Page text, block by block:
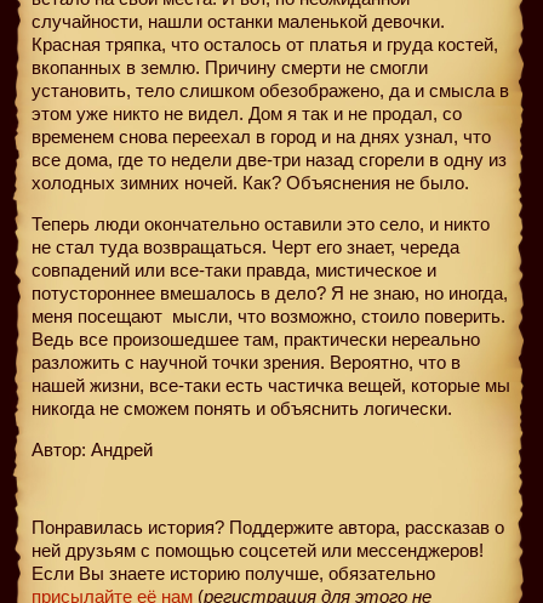
случайности, нашли останки маленькой девочки.
Красная тряпка, что осталось от платья и груда костей,
вкопанных в землю. Причину смерти не смогли
установить, тело слишком обезображено, да и смысла в
этом уже никто не видел. Дом я так и не продал, со
временем снова переехал в город и на днях узнал, что
все дома, где то недели две-три назад сгорели в одну из
холодных зимних ночей. Как? Объяснения не было.
Теперь люди окончательно оставили это село, и никто
не стал туда возвращаться. Черт его знает, череда
совпадений или все-таки правда, мистическое и
потустороннее вмешалось в дело? Я не знаю, но иногда,
меня посещают мысли, что возможно, стоило поверить.
Ведь все произошедшее там, практически нереально
разложить с научной точки зрения. Вероятно, что в
нашей жизни, все-таки есть частичка вещей, которые мы
никогда не сможем понять и объяснить логически.
Автор: Андрей
Понравилась история? Поддержите автора, рассказав о
ней друзьям с помощью соцсетей или мессенджеров!
Если Вы знаете историю получше, обязательно
присылайте её нам (регистрация для этого не